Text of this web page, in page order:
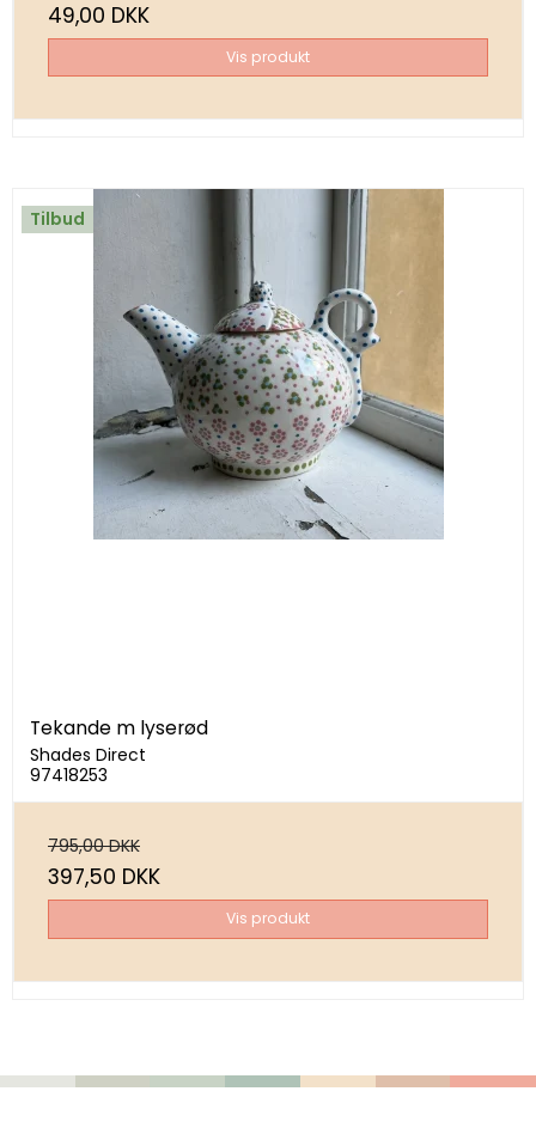
49,00 DKK
Vis produkt
Tilbud
Tekande m lyserød
Shades Direct
97418253
795,00 DKK
397,50 DKK
Vis produkt